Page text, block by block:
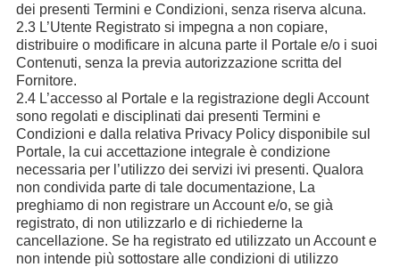
dei presenti Termini e Condizioni, senza riserva alcuna.
2.3 L’Utente Registrato si impegna a non copiare,
distribuire o modificare in alcuna parte il Portale e/o i suoi
Contenuti, senza la previa autorizzazione scritta del
Fornitore.
2.4 L’accesso al Portale e la registrazione degli Account
sono regolati e disciplinati dai presenti Termini e
Condizioni e dalla relativa Privacy Policy disponibile sul
Portale, la cui accettazione integrale è condizione
necessaria per l’utilizzo dei servizi ivi presenti. Qualora
non condivida parte di tale documentazione, La
preghiamo di non registrare un Account e/o, se già
registrato, di non utilizzarlo e di richiederne la
cancellazione. Se ha registrato ed utilizzato un Account e
non intende più sottostare alle condizioni di utilizzo